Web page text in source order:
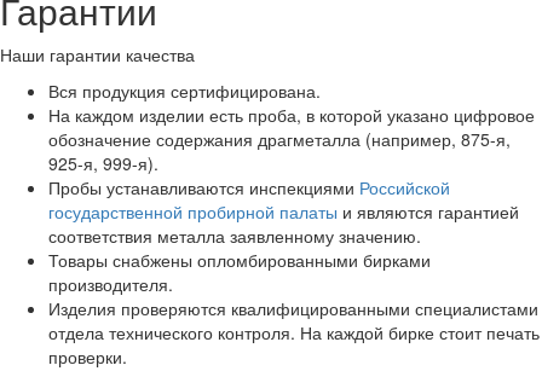
Гарантии
Наши гарантии качества
Вся продукция сертифицирована.
На каждом изделии есть проба, в которой указано цифровое
обозначение содержания драгметалла (например, 875-я,
925-я, 999-я).
Пробы устанавливаются инспекциями Российской
государственной пробирной палаты и являются гарантией
соответствия металла заявленному значению.
Товары снабжены опломбированными бирками
производителя.
Изделия проверяются квалифицированными специалистами
отдела технического контроля. На каждой бирке стоит печать
проверки.